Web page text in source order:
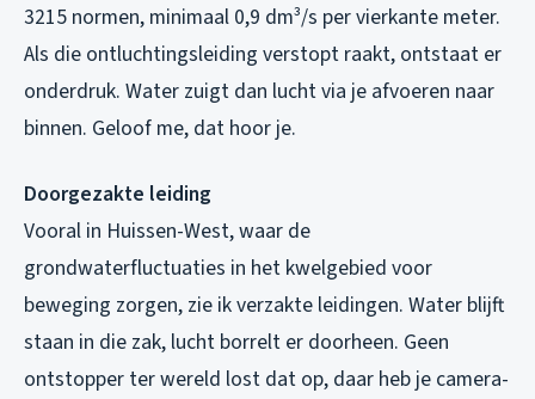
3215 normen, minimaal 0,9 dm³/s per vierkante meter.
Als die ontluchtingsleiding verstopt raakt, ontstaat er
onderdruk. Water zuigt dan lucht via je afvoeren naar
binnen. Geloof me, dat hoor je.
Doorgezakte leiding
Vooral in Huissen-West, waar de
grondwaterfluctuaties in het kwelgebied voor
beweging zorgen, zie ik verzakte leidingen. Water blijft
staan in die zak, lucht borrelt er doorheen. Geen
ontstopper ter wereld lost dat op, daar heb je camera-